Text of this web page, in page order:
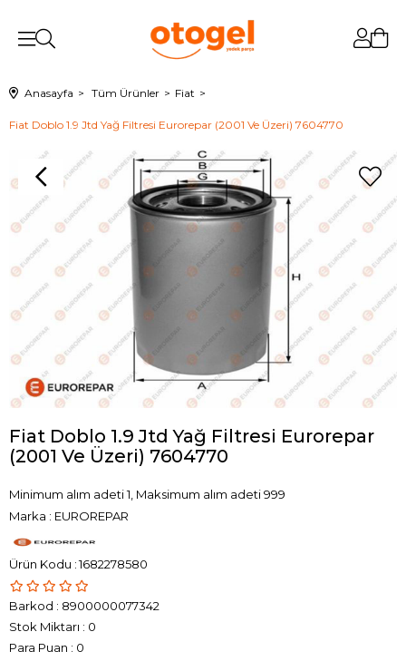
Anasayfa Tüm Ürünler Fiat
Fiat Doblo 1.9 Jtd Yağ Filtresi Eurorepar (2001 Ve Üzeri) 7604770
Fiat Doblo 1.9 Jtd Yağ Filtresi Eurorepar
(2001 Ve Üzeri) 7604770
Minimum alım adeti 1, Maksimum alım adeti 999
Marka : EUROREPAR
1682278580
Barkod : 8900000077342
Stok Miktarı : 0
Para Puan : 0